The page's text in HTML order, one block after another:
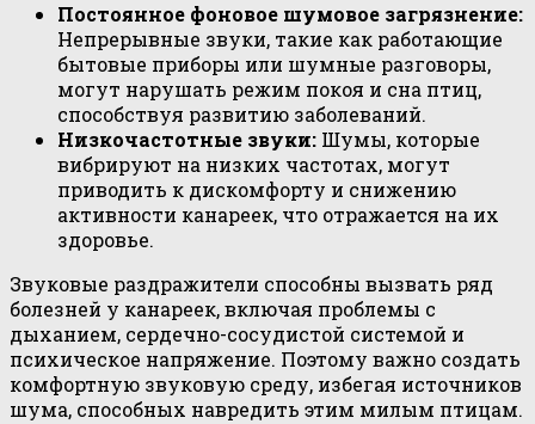
Постоянное фоновое шумовое загрязнение:
Непрерывные звуки, такие как работающие
бытовые приборы или шумные разговоры,
могут нарушать режим покоя и сна птиц,
способствуя развитию заболеваний.
Низкочастотные звуки: Шумы, которые
вибрируют на низких частотах, могут
приводить к дискомфорту и снижению
активности канареек, что отражается на их
здоровье.
Звуковые раздражители способны вызвать ряд
болезней у канареек, включая проблемы с
дыханием, сердечно-сосудистой системой и
психическое напряжение. Поэтому важно создать
комфортную звуковую среду, избегая источников
шума, способных навредить этим милым птицам.